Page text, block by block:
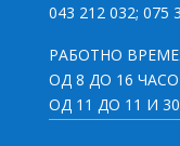
043 212 032; 075
РАБОТНО
ОД 8 ДО
ОД 11 ДО 11 И